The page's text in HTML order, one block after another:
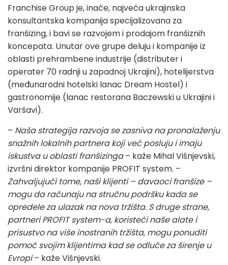
Franchise Group je, inače, najveća ukrajinska
konsultantska kompanija specijalizovana za
franšizing, i bavi se razvojem i prodajom franšiznih
koncepata. Unutar ove grupe deluju i kompanije iz
oblasti prehrambene industrije (distributer i
operater 70 radnji u zapadnoj Ukrajini), hotelijerstva
(međunarodni hotelski lanac Dream Hostel) i
gastronomije (lanac restorana Baczewski u Ukrajini i
Varšavi).
– Naša strategija razvoja se zasniva na pronalaženju
snažnih lokalnih partnera koji već posluju i imaju
iskustva u oblasti franšizinga– kaže Mihal Višnjevski,
izvršni direktor kompanije PROFIT system. –
Zahvaljujući tome, naši klijenti – davaoci franšize –
mogu da računaju na stručnu podršku kada se
opredele za ulazak na nova tržišta. S druge strane,
partneri PROFIT system-a, koristeći naše alate i
prisustvo na više inostranih tržišta, mogu ponuditi
pomoć svojim klijentima kad se odluče za širenje u
Evropi– kaže Višnjevski.